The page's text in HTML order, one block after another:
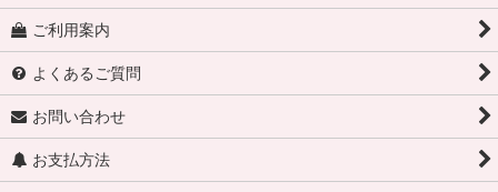
ご利用案内
よくあるご質問
お問い合わせ
お支払方法